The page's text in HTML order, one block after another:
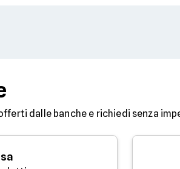
dalle banche e richiedi senza